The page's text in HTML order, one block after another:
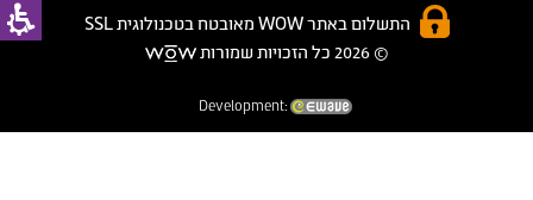
התשלום באתר WOW מאובטח בטכנולוגית SSL
© 2026 כל הזכויות שמורות
Development: